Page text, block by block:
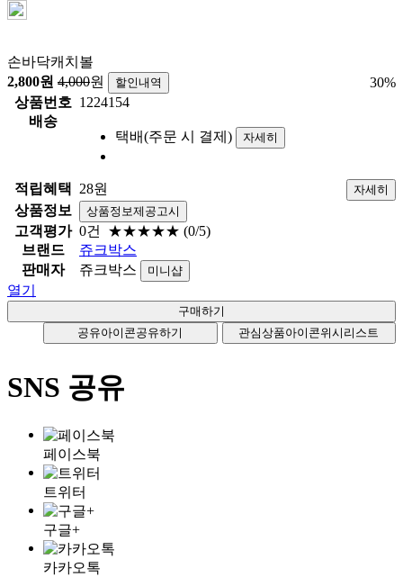
손바닥캐치볼
2,800원 4,000원 할인내역 30%
상품번호 1224154
배송
택배(주문 시 결제)
자세히
적립혜택 28원 자세히
상품정보 상품정보제공고시
고객평가 0건 ★★★★★ (0/5)
브랜드
쥬크박스
판매자
쥬크박스 미니샵
열기
공유아이콘공유하기 관심상품아이콘위시리스트
SNS 공유
페이스북
트위터
구글+
카카오톡